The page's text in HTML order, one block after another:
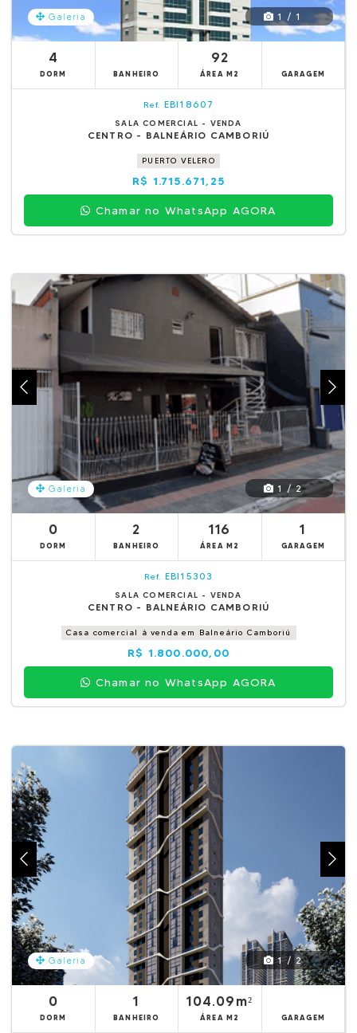
Galeria 1 / 1
4
DORM BANHEIRO
92
ÁREA M2 GARAGEM
Ref. EBI18607
SALA COMERCIAL - VENDA
CENTRO - BALNEÁRIO CAMBORIÚ
PUERTO VELERO
R$ 1.715.671,25
Chamar no WhatsApp AGORA
Galeria 1 / 2
0
DORM
2
BANHEIRO
116
ÁREA M2
1
GARAGEM
Ref. EBI15303
SALA COMERCIAL - VENDA
CENTRO - BALNEÁRIO CAMBORIÚ
Casa comercial à venda em Balneário Camboriú
R$ 1.800.000,00
Chamar no WhatsApp AGORA
Galeria 1 / 2
0
DORM
1
BANHEIRO
104.09m²
ÁREA M2 GARAGEM